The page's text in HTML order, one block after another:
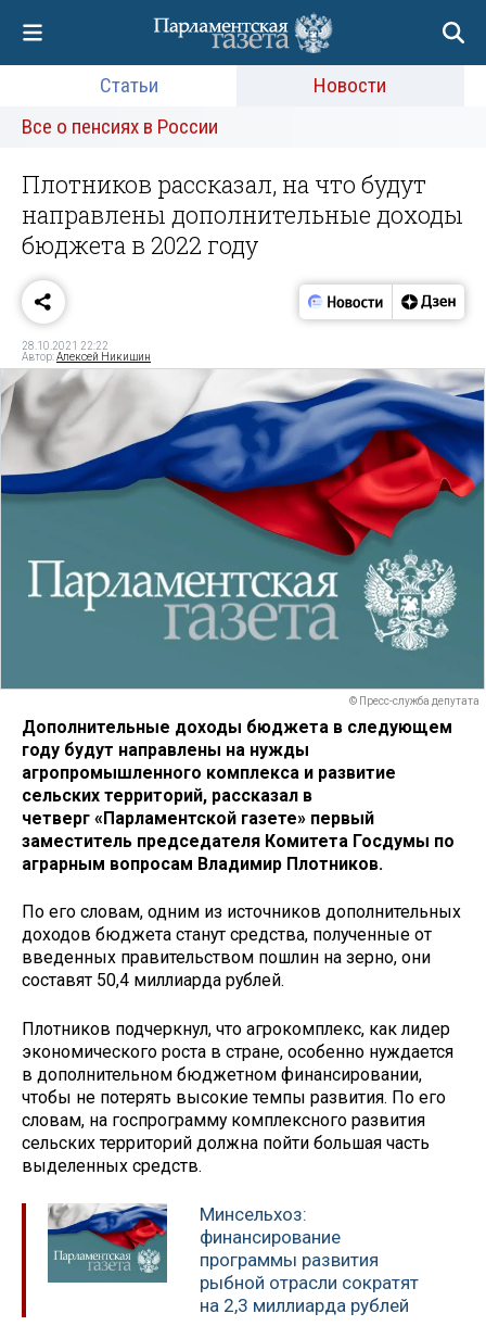
Статьи
Новости
Все о пенсиях в России
Плотников рассказал, на что будут
направлены дополнительные доходы
бюджета в 2022 году
28.10.2021 22:22
Автор:Алексей Никишин
© Пресс-служба депутата
Дополнительные доходы бюджета в следующем
году будут направлены на нужды
агропромышленного комплекса и развитие
сельских территорий, рассказал в
четверг «Парламентской газете» первый
заместитель председателя Комитета Госдумы по
аграрным вопросам Владимир Плотников.
По его словам, одним из источников дополнительных
доходов бюджета станут средства, полученные от
введенных правительством пошлин на зерно, они
составят 50,4 миллиарда рублей.
Плотников подчеркнул, что агрокомплекс, как лидер
экономического роста в стране, особенно нуждается
в дополнительном бюджетном финансировании,
чтобы не потерять высокие темпы развития. По его
словам, на госпрограмму комплексного развития
сельских территорий должна пойти большая часть
выделенных средств.
Минсельхоз:
финансирование
программы развития
рыбной отрасли сократят
на 2,3 миллиарда рублей